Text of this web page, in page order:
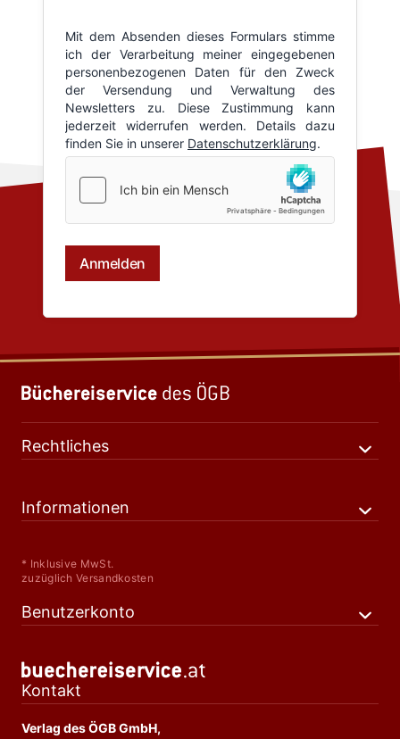
Rechtliches
Informationen
* Inklusive MwSt.
zuzüglich Versandkosten
Benutzerkonto
Kontakt
Verlag des ÖGB GmbH,